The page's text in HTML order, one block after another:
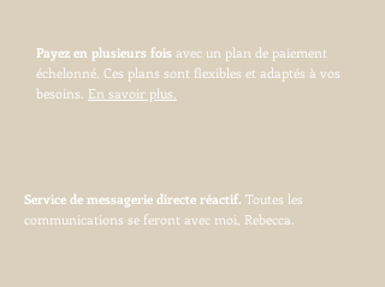
Payez en plusieurs fois avec un plan de paiement
échelonné. Ces plans sont flexibles et adaptés à vos
besoins. En savoir plus.
Service de messagerie directe réactif. Toutes les
communications se feront avec moi, Rebecca.